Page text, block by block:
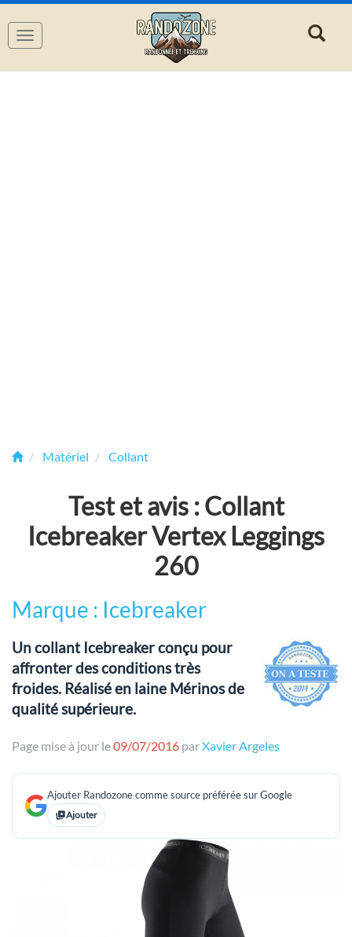
Navigation
Matériel Collant
Test et avis : Collant
Icebreaker Vertex Leggings
260
Marque : Icebreaker
Un collant Icebreaker conçu pour
affronter des conditions très
froides. Réalisé en laine Mérinos de
qualité supérieure.
Page mise à jour le09/07/2016 parXavier Argeles
Ajouter Randozone comme source préférée sur Google
Ajouter